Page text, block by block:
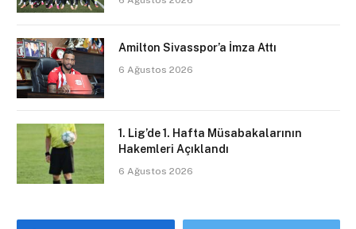
Amilton Sivasspor’a İmza Attı
6 Ağustos 2026
1. Lig’de 1. Hafta Müsabakalarının
Hakemleri Açıklandı
6 Ağustos 2026